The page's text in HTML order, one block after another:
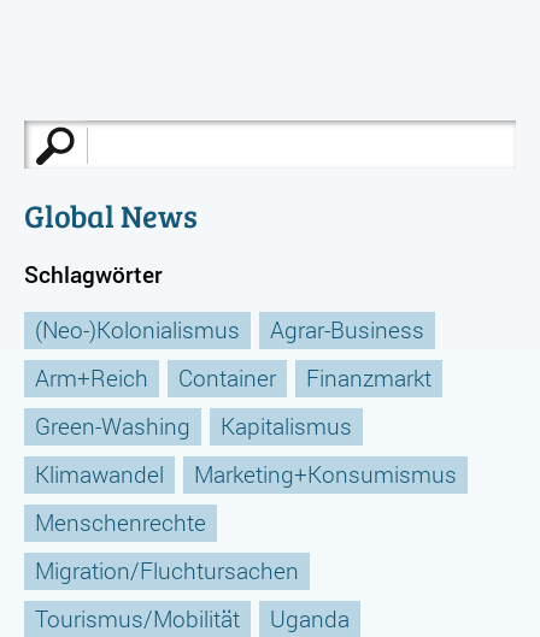
Suche
nach:
Global News
Schlagwörter
(Neo-)Kolonialismus
Agrar-Business
Arm+Reich
Container
Finanzmarkt
Green-Washing
Kapitalismus
Klimawandel
Marketing+Konsumismus
Menschenrechte
Migration/Fluchtursachen
Tourismus/Mobilität
Uganda